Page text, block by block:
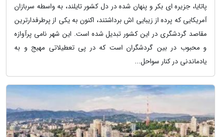
پاتایا، جزیره ای بکر و پنهان شده در دل کشور تایلند، به واسطه سربازان
آمریکایی که پرده از زیبایی اش برداشتند، اکنون به یکی از پرطرفدارترین
مقاصد گردشگری در این کشور تبدیل شده است. این شهر نامی پرآوازه
و محبوب در بین گردشگران است که در پی تعطیلاتی مهیج و به
یادماندنی در کنار سواحل...